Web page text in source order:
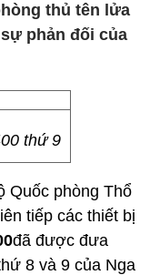
thủ tên lửa
phản đối của
thứ 9
Quốc phòng Thổ
tiếp các thiết bị
đã được đưa
8 và 9 của Nga